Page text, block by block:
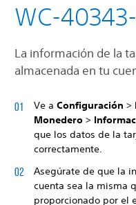
WC-
La información de la
almacenada en tu
Ve a Configuración >
Monedero >
que los datos de la
correctamente.
Asegúrate de que la
cuenta sea la misma
proporcionado por el